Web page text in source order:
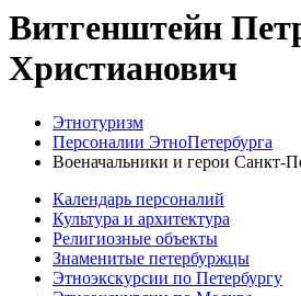
Витгенштейн
Христианович
Этнотуризм
Персоналии ЭтноПетербурга
Военачальники и герои Санкт-
Календарь персоналий
Культура и архитектура
Религиозные объекты
Знаменитые петербуржцы
Этноэкскурсии по Петербургу